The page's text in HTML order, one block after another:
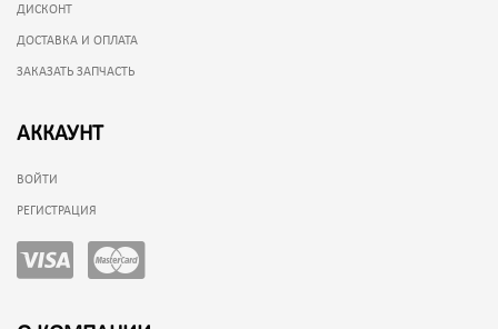
ДИСКОНТ
ДОСТАВКА И ОПЛАТА
ЗАКАЗАТЬ ЗАПЧАСТЬ
АККАУНТ
ВОЙТИ
РЕГИСТРАЦИЯ